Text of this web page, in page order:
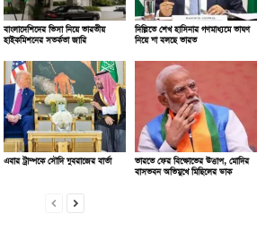
বাংলাদেশিদের ভিসা নিয়ে ভারতীয়
হাইকমিশনের সতর্কতা জারি
দিল্লিতে শেখ হাসিনার গণমাধ্যমে ভাষণ
নিয়ে যা বলছে ভারত
এবার ট্রাম্পকে সৌদি যুবরাজের বার্তা
ভারতে ফের বিক্ষোভের উত্তাপ, মোদির
বাসভবন অভিমুখে মিছিলের ডাক